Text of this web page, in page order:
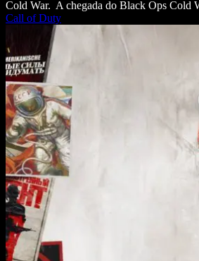
Cold War. A chegada do Black Ops
Call of Duty